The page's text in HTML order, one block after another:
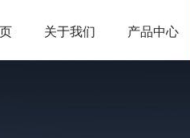
关于我们 产品中心